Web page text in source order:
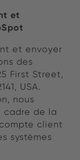
et
et envoyer
des
First Street,
USA.
nous
cadre de la
client
systèmes